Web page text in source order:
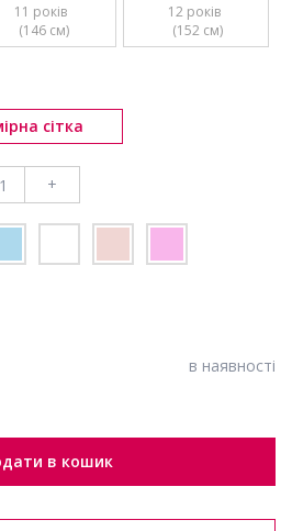
11 років
(146 см)
12 років
(152 см)
сітка
+
в наявності
в кошик